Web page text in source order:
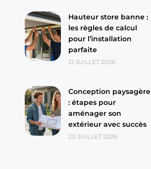
Hauteur store banne :
les règles de calcul
pour l’installation
parfaite
21 JUILLET 2026
Conception paysagère
: étapes pour
aménager son
extérieur avec succès
20 JUILLET 2026